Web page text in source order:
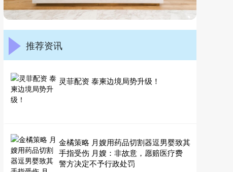
推荐资讯
灵菲配资 泰柬边境局势升级！
金橘策略 月嫂用药品切割器逗男婴致其
手指受伤 月嫂：非故意，愿赔医疗费
警方决定不予行政处罚